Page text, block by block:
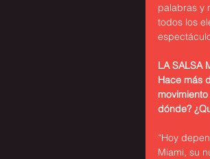
palabras y
todos los
LA SALSA
Hace más
dónde?
“Hoy
Miami, su